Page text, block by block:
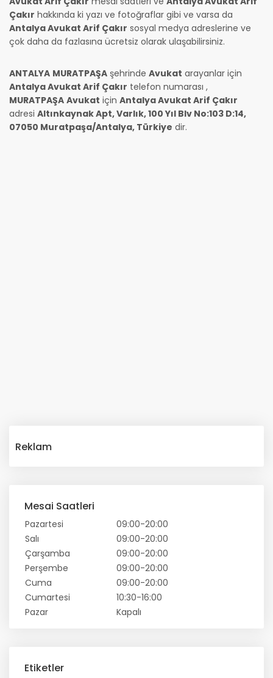
Çakır hakkında ki yazı ve fotoğraflar gibi ve varsa da
Antalya Avukat Arif Çakır sosyal medya adreslerine ve
çok daha da fazlasına ücretsiz olarak ulaşabilirsiniz.
ANTALYA MURATPAŞA şehrinde Avukat arayanlar için
Antalya Avukat Arif Çakır telefon numarası ,
MURATPAŞA Avukat için Antalya Avukat Arif Çakır
adresi Altınkaynak Apt, Varlık, 100 Yıl Blv No:103 D:14,
07050 Muratpaşa/Antalya, Türkiye dir.
Reklam
Mesai Saatleri
Pazartesi
09:00-20:00
Salı
09:00-20:00
Çarşamba
09:00-20:00
Perşembe
09:00-20:00
Cuma
09:00-20:00
Cumartesi
10:30-16:00
Pazar
Kapalı
Etiketler